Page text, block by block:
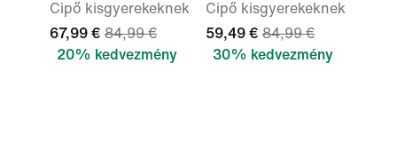
Cipő kisgyerekeknek
67,99 € 84,99 €
20% kedvezmény
Cipő kisgyerekeknek
59,49 € 84,99 €
30% kedvezmény